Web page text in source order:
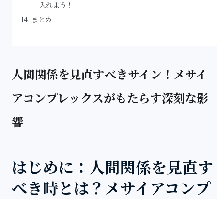
入れよう！
まとめ
人間関係を見直すべきサイン！メサイ
アコンプレックスがもたらす深刻な影
響
はじめに：人間関係を見直す
べき時とは？メサイアコンプ